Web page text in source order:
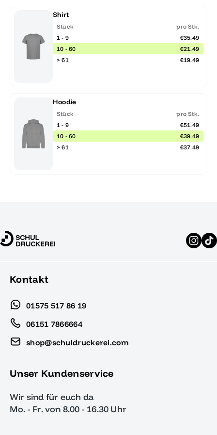
Shirt
Stück
pro Stk.
1 - 9
€35.49
10 - 60
€21.49
> 61
€19.49
Hoodie
Stück
pro Stk.
1 - 9
€51.49
10 - 60
€39.49
> 61
€37.49
Kontakt
01575 517 86 19
06151 7866664
shop@schuldruckerei.com
Unser Kundenservice
Wir sind für euch da
Mo. - Fr. von 8.00 - 16.30 Uhr